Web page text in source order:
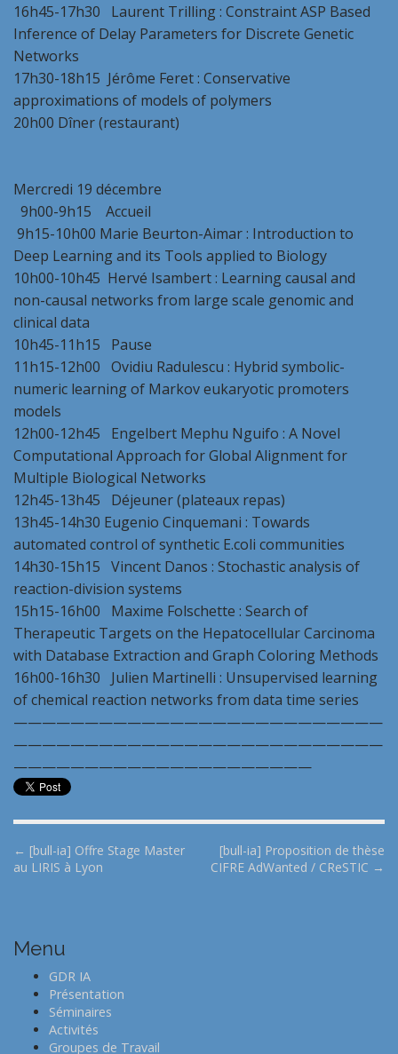
16h45-17h30 Laurent Trilling : Constraint ASP Based
Inference of Delay Parameters for Discrete Genetic
Networks
17h30-18h15 Jérôme Feret : Conservative
approximations of models of polymers
20h00 Dîner (restaurant)
Mercredi 19 décembre
9h00-9h15 Accueil
9h15-10h00 Marie Beurton-Aimar : Introduction to
Deep Learning and its Tools applied to Biology
10h00-10h45 Hervé Isambert : Learning causal and
non-causal networks from large scale genomic and
clinical data
10h45-11h15 Pause
11h15-12h00 Ovidiu Radulescu : Hybrid symbolic-
numeric learning of Markov eukaryotic promoters
models
12h00-12h45 Engelbert Mephu Nguifo : A Novel
Computational Approach for Global Alignment for
Multiple Biological Networks
12h45-13h45 Déjeuner (plateaux repas)
13h45-14h30 Eugenio Cinquemani : Towards
automated control of synthetic E.coli communities
14h30-15h15 Vincent Danos : Stochastic analysis of
reaction-division systems
15h15-16h00 Maxime Folschette : Search of
Therapeutic Targets on the Hepatocellular Carcinoma
with Database Extraction and Graph Coloring Methods
16h00-16h30 Julien Martinelli : Unsupervised learning
of chemical reaction networks from data time series
——————————————————————————
——————————————————————————
—————————————————————
P
o
n
← [bull-ia] Offre Stage Master
au LIRIS à Lyon
[bull-ia] Proposition de thèse
CIFRE AdWanted / CReSTIC →
Menu
GDR IA
Présentation
Séminaires
Activités
Groupes de Travail